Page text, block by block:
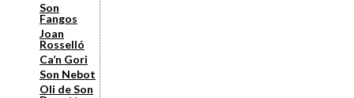
Son
Fangos
Joan
Rosselló
Ca’n Gori
Son Nebot
Oli de Son